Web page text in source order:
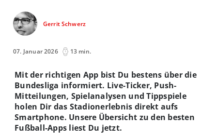
Gerrit Schwerz
07. Januar 2026 13 min.
Mit der richtigen App bist Du bestens über die
Bundesliga informiert. Live-Ticker, Push-
Mitteilungen, Spielanalysen und Tippspiele
holen Dir das Stadionerlebnis direkt aufs
Smartphone. Unsere Übersicht zu den besten
Fußball-Apps liest Du jetzt.